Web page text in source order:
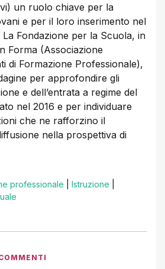
un ruolo chiave per la
e per il loro inserimento nel
Fondazione per la Scuola, in
Forma (Associazione
di Formazione Professionale),
per approfondire gli
e dell’entrata a regime del
nel 2016 e per individuare
che ne rafforzino il
nella prospettiva di
professionale Istruzione